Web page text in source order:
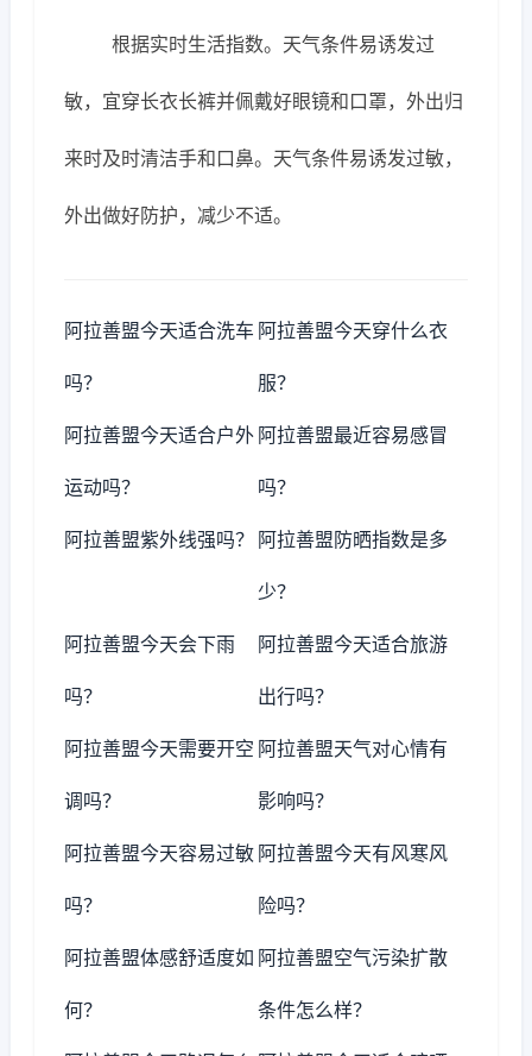
根据实时生活指数。天气条件易诱发过
敏，宜穿长衣长裤并佩戴好眼镜和口罩，外出归
来时及时清洁手和口鼻。天气条件易诱发过敏，
外出做好防护，减少不适。
阿拉善盟今天适合洗车
吗？
阿拉善盟今天穿什么衣
服？
阿拉善盟今天适合户外
运动吗？
阿拉善盟最近容易感冒
吗？
阿拉善盟紫外线强吗？ 阿拉善盟防晒指数是多
少？
阿拉善盟今天会下雨
吗？
阿拉善盟今天适合旅游
出行吗？
阿拉善盟今天需要开空
调吗？
阿拉善盟天气对心情有
影响吗？
阿拉善盟今天容易过敏
吗？
阿拉善盟今天有风寒风
险吗？
阿拉善盟体感舒适度如
何？
阿拉善盟空气污染扩散
条件怎么样？